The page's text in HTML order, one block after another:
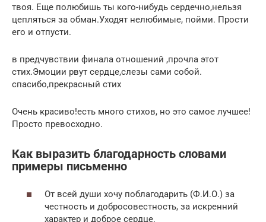
твоя. Еще полюбишь ты кого-нибудь сердечно,нельзя
цепляться за обман.Уходят нелюбимые, пойми. Прости
его и отпусти.
в предчувствии финала отношений ,прочла этот
стих.Эмоции рвут сердце,слезы сами собой.
спасибо,прекрасный стих
Очень красиво!есть много стихов, но это самое лучшее!
Просто превосходно.
Как выразить благодарность словами
примеры письменно
От всей души хочу поблагодарить (Ф.И.О.) за
честность и добросовестность, за искренний
характер и доброе сердце.